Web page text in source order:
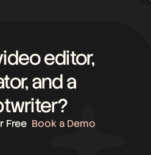
editor,
and a
Free Book a Demo